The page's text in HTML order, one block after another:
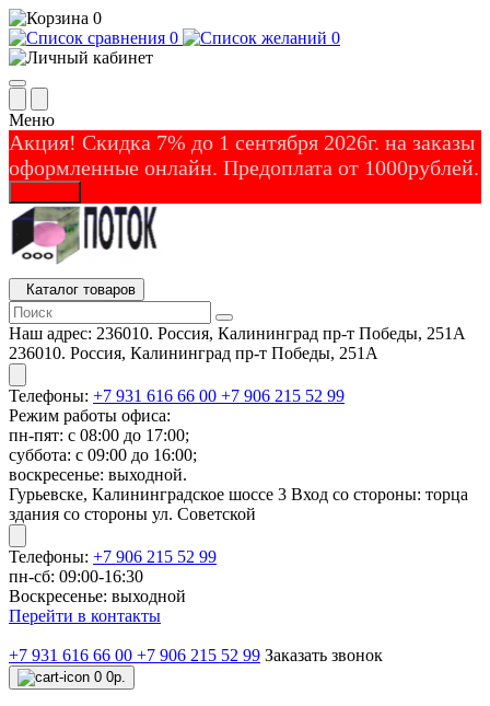
0
0
0
Меню
Акция! Скидка 7% до 1 сентября 2026г. на заказы
оформленные онлайн. Предоплата от 1000рублей.
Каталог товаров
Наш адрес: 236010. Россия, Калининград пр-т Победы, 251А
236010. Россия, Калининград пр-т Победы, 251А
Телефоны: +7 931 616 66 00 +7 906 215 52 99
Режим работы офиса:
пн-пят: с 08:00 до 17:00;
суббота: с 09:00 до 16:00;
воскресенье: выходной.
Гурьевске, Калининградское шоссе 3 Вход со стороны: торца
здания со стороны ул. Советской
Телефоны: +7 906 215 52 99
пн-сб: 09:00-16:30
Воскресенье: выходной
Перейти в контакты
+7 931 616 66 00 +7 906 215 52 99 Заказать звонок
0 0р.